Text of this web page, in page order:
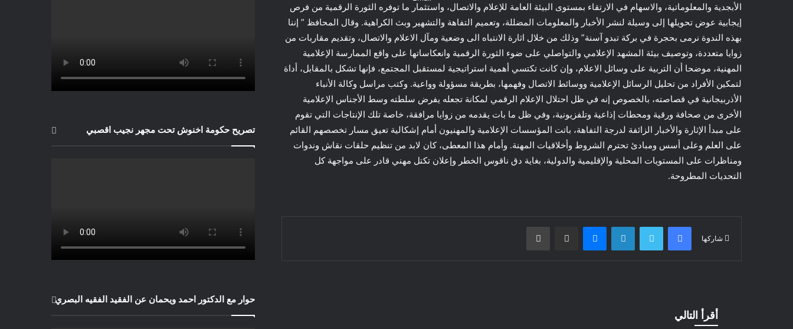
الأبجدية والمعلوماتية، والاسهام في الارتقاء بمستوى البيئة العامة للإعلام والاتصال، واستثمار ما توفره الثورة الرقمية من فرص
إيجابية عوض تحويلها إلى وسيلة لنشر الأخبار والمعلومات المضللة، وتعميم التفاهة والتشهير وبث الكراهية. وقال المحافظ ” إننا
بهذه الندوة نرمى بحجرة في بركة تبدو آسنة” وذلك من خلال اثارة الانتباه الى وضعية ومآل الاعلام والاتصال، وتقديم مقاربات من
زوايا متعددة، وتوصيف بيئة المشهد الإعلامي والتواصلي على ضوء الثورة الرقمية وانعكاساتها على واقع الممارسة الإعلامية
المهنية، موضحا أن التربية على وسائل الاعلام، وإن كانت تكتسي أهمية استراتيجية لمستقبل المجتمع، فإنها تشكل بالمقابل، أداة
لتمكين الأفراد من تحليل الرسائل الإعلامية ووسائط الاتصال وفهمها، بطريقة مسؤولة وواعية. وكتب مراسل وكالة الأنباء
الأذربيجانية في قصاصته، بالخصوص إنه في ظل احتلال الإعلام الرقمي لمكانة تجعله يفرض سلطته وسط الأجناس الإعلامية
الأخرى من صحافة ورقية ومحطات إذاعية وتلفزيونية، وفي ظل ما بات يقدمه من زوايا مرافقة، خاصة تلك الإنتاجات التي تقوم
على مبدأ الإثارة والأخبار الزائفة لدرجة التفاهة، باتت المؤسسات الإعلامية والمهنيون أمام إشكالية تعيق مسار تخصصهم القائم
على العلم وعلى أسس ومبادئ تحترم الشروط وأخلاقيات المهنة. وأمام هذا المعطى، كان لابد من تنظيم حلقات نقاش وندوات
ومناظرات على المستويات المحلية والإقليمية والدولية، بغاية دق ناقوس الخطر وإعلان تكتل مهني قادر على مواجهة كل
التحديات المطروحة.
شاركها
فيسبوك تويتر لينكدإن ماسنجر مشاركة عبر البريد طباعة
أقرأ التالي
تصريح حكومة اخنوش تحت مجهر نجيب اقصبي
حوار مع الدكتور احمد ويحمان عن الفقيد الفقيه البصري